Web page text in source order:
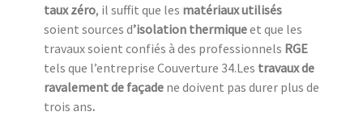
taux zéro, il suffit que les matériaux utilisés
soient sources d’isolation thermiqueet que les
travaux soient confiés à des professionnels RGE
tels que l’entreprise Couverture 34.Les travaux de
ravalement de façade ne doivent pas durer plus de
trois ans.